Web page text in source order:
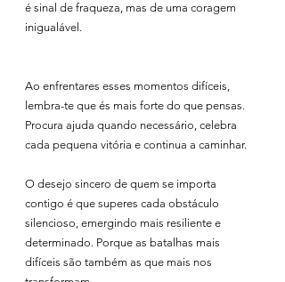
é sinal de fraqueza, mas de uma coragem
inigualável.
Ao enfrentares esses momentos difíceis,
lembra-te que és mais forte do que pensas.
Procura ajuda quando necessário, celebra
cada pequena vitória e continua a caminhar.
O desejo sincero de quem se importa
contigo é que superes cada obstáculo
silencioso, emergindo mais resiliente e
determinado. Porque as batalhas mais
difíceis são também as que mais nos